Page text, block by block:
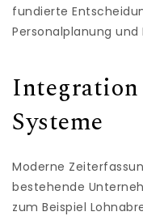
fundierte
Personalplanung
Integration
Systeme
Moderne
bestehende
zum Beispiel